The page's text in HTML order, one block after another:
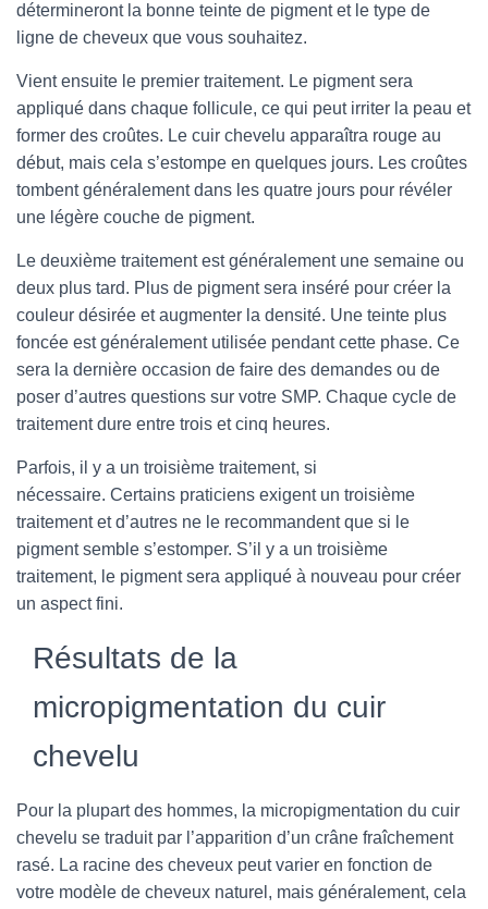
détermineront la bonne teinte de pigment et le type de
ligne de cheveux que vous souhaitez.
Vient ensuite le premier traitement. Le pigment sera
appliqué dans chaque follicule, ce qui peut irriter la peau et
former des croûtes. Le cuir chevelu apparaîtra rouge au
début, mais cela s’estompe en quelques jours. Les croûtes
tombent généralement dans les quatre jours pour révéler
une légère couche de pigment.
Le deuxième traitement est généralement une semaine ou
deux plus tard. Plus de pigment sera inséré pour créer la
couleur désirée et augmenter la densité. Une teinte plus
foncée est généralement utilisée pendant cette phase. Ce
sera la dernière occasion de faire des demandes ou de
poser d’autres questions sur votre SMP. Chaque cycle de
traitement dure entre trois et cinq heures.
Parfois, il y a un troisième traitement, si
nécessaire. Certains praticiens exigent un troisième
traitement et d’autres ne le recommandent que si le
pigment semble s’estomper. S’il y a un troisième
traitement, le pigment sera appliqué à nouveau pour créer
un aspect fini.
Résultats de la
micropigmentation du cuir
chevelu
Pour la plupart des hommes, la micropigmentation du cuir
chevelu se traduit par l’apparition d’un crâne fraîchement
rasé. La racine des cheveux peut varier en fonction de
votre modèle de cheveux naturel, mais généralement, cela